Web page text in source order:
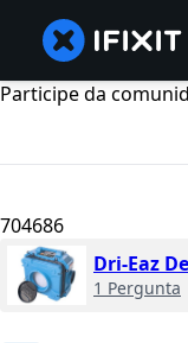
Participe da
704686
1 Pergunta